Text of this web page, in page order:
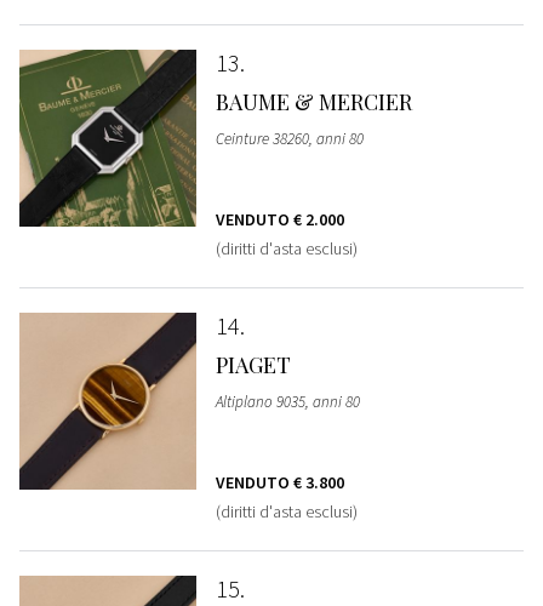
13
BAUME & MERCIER
Ceinture 38260, anni 80
VENDUTO € 2.000
(diritti d'asta esclusi)
14
PIAGET
Altiplano 9035, anni 80
VENDUTO € 3.800
(diritti d'asta esclusi)
15